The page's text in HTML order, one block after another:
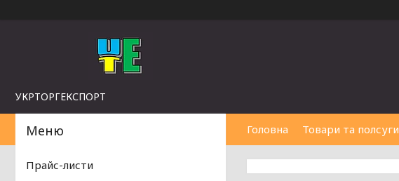
УКРТОРГЕКСПОРТ
Головна Товари та полсуги
Прайс-листи